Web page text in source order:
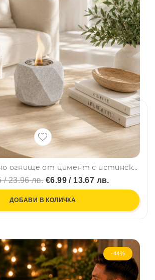
🕯️ Декоративно огнище от цимент с истински пламък, на биоетанол, 13 × 13 × 10 см
/ 23.96 лв.€6.99 / 13.67 лв.
ДОБАВИ В КОЛИЧКА
-44%